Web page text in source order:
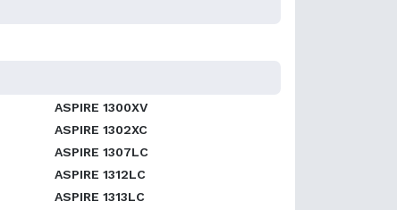
ASPIRE 1300XV
ASPIRE 1302XC
ASPIRE 1307LC
ASPIRE 1312LC
ASPIRE 1313LC